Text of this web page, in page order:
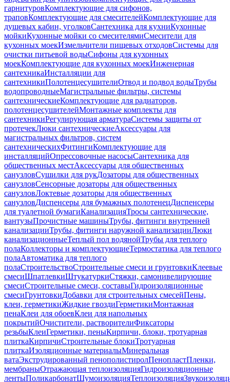
гарнитуровКомплектующие для сифонов,
траповКомплектующие для смесителейКомплектующие для
душевых кабин, уголковСантехника для кухниКухонные
мойкиКухонные мойки со смесителямиСмесители для
кухонных моекИзмельчители пищевых отходовСистемы для
очистки питьевой водыСифоны для кухонных
моекКомплектующие для кухонных моекИнженерная
сантехникаИнсталляции для
сантехникиПолотенцесушителиОтвод и подвод водыТрубы
водопроводныеМагистральные фильтры, системы
сантехническиеКомплектующие для радиаторов,
полотенцесушителейМонтажные комплекты для
сантехникиРегулирующая арматураСистемы защиты от
протечекЛюки сантехническиеАксессуары для
магистральных фильтров, систем
сантехническихФитингиКомплектующие для
инсталляцийОпрессовочные насосыСантехника для
общественных местАксессуары для общественных
санузловСушилки для рукДозаторы для общественных
санузловСенсорные дозаторы для общественных
санузловЛоктевые дозаторы для общественных
санузловДиспенсеры для бумажных полотенецДиспенсеры
для туалетной бумагиКанализацияТросы сантехнические,
вантузыПрочистные машиныТрубы, фитинги внутренней
канализацииТрубы, фитинги наружной канализацииЛюки
канализационныеТеплый пол водянойТрубы для теплого
полаКоллекторы и комплектующиеТермостатика для теплого
полаАвтоматика для теплого
полаСтроительствоСтроительные смеси и грунтовкиКлеевые
смесиШпатлевкиШтукатуркиСтяжки, самонивелирующие
смесиСтроительные смеси, составыГидроизоляционные
смесиГрунтовкиДобавки для строительных смесейПены,
клеи, герметикиЖидкие гвоздиГерметикиМонтажная
пенаКлеи для обоевКлеи для напольных
покрытийОчистители, растворителиФиксаторы
резьбыКлеиГерметики, пеныКирпичи, блоки, тротуарная
плиткаКирпичиСтроительные блокиТротуарная
плиткаИзоляционные материалыМинеральная
ватаЭкструдированный пенополистиролПенопластПленки,
мембраныОтражающая теплоизоляцияГидроизоляционные
лентыПоликарбонатШумоизоляцияТеплоизоляция